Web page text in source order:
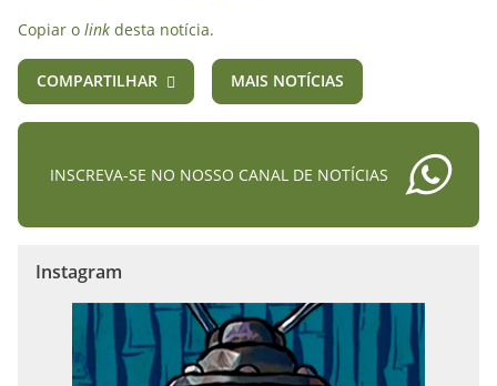
Copiar o link desta notícia.
COMPARTILHAR MAIS NOTÍCIAS
INSCREVA-SE NO NOSSO CANAL DE NOTÍCIAS
Instagram